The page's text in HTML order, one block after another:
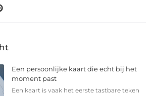
Een persoonlijke kaart die echt bij het
moment past
Een kaart is vaak het eerste tastbare teken